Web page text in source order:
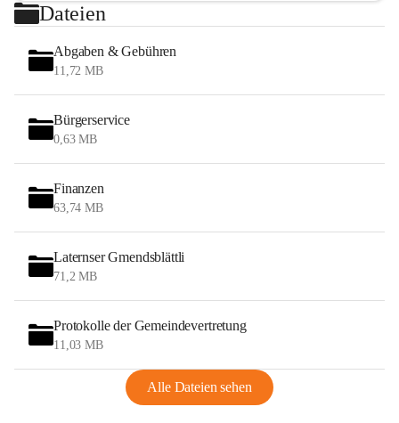
Dateien
Abgaben & Gebühren
11,72 MB
Bürgerservice
0,63 MB
Finanzen
63,74 MB
Laternser Gmendsblättli
71,2 MB
Protokolle der Gemeindevertretung
11,03 MB
Alle Dateien sehen